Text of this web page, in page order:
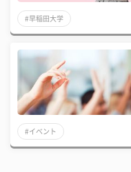
#早稲田大学
#イベント